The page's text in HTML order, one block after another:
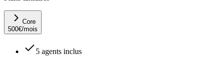
Core
500€/mois
5 agents inclus